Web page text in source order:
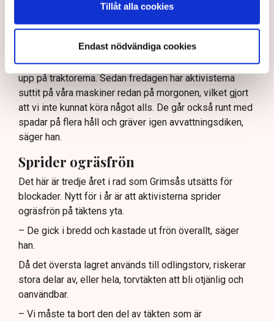
Tillåt alla cookies
Endast nödvändiga cookies
aktivisternas handlingar.
Frågor kvarstår om finansiering av illegal aktivism.
– På onsdagen hann vi knappt köra maskinerna i 45
minuter innan aktivisterna sprang emot oss. Då kunde vi
inte göra annat än att gå av. Då passar de på att klättra
upp på traktorerna. Sedan fredagen har aktivisterna
suttit på våra maskiner redan på morgonen, vilket gjort
att vi inte kunnat köra något alls. De går också runt med
spadar på flera håll och gräver igen avvattningsdiken,
säger han.
Sprider ogräsfrön
Det här är tredje året i rad som Grimsås utsätts för
blockader. Nytt för i år är att aktivisterna sprider
ogräsfrön på täktens yta.
– De gick i bredd och kastade ut frön överallt, säger
han.
Då det översta lagret används till odlingstorv, riskerar
stora delar av, eller hela, torvtäkten att bli otjänlig och
oanvändbar.
– Vi måste ta bort den del av täkten som är